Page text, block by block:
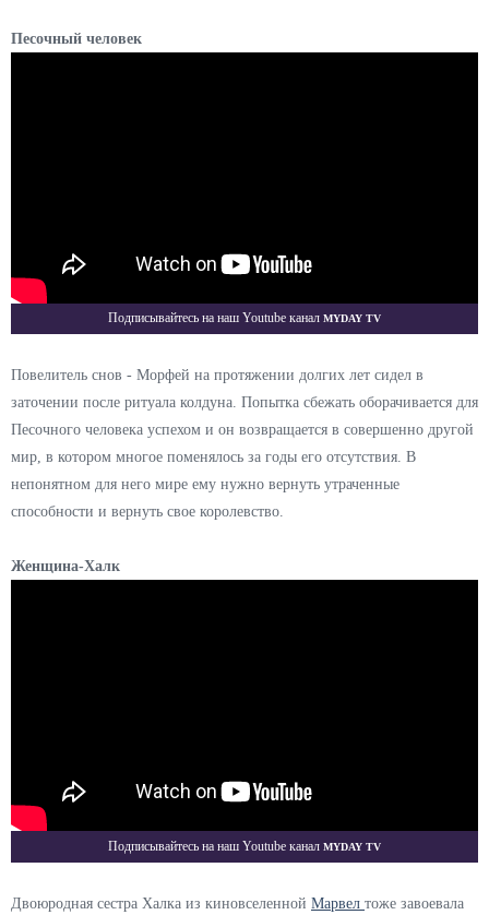
Песочный человек
Подписывайтесь на наш Youtube канал Myday TV
Повелитель снов - Морфей на протяжении долгих лет сидел в
заточении после ритуала колдуна. Попытка сбежать оборачивается для
Песочного человека успехом и он возвращается в совершенно другой
мир, в котором многое поменялось за годы его отсутствия. В
непонятном для него мире ему нужно вернуть утраченные
способности и вернуть свое королевство.
Женщина-Халк
Подписывайтесь на наш Youtube канал Myday TV
Двоюродная сестра Халка из киновселенной Марвел тоже завоевала